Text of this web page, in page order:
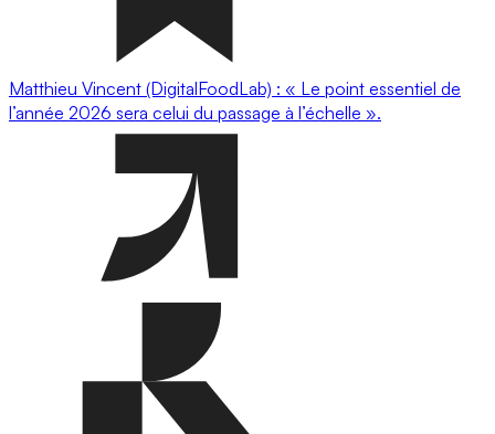
Matthieu Vincent (DigitalFoodLab) : « Le point essentiel de
l’année 2026 sera celui du passage à l’échelle ».